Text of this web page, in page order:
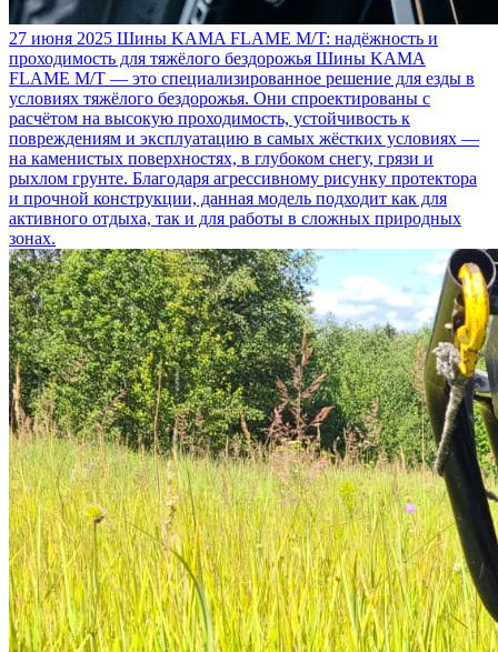
27 июня 2025 Шины KAMA FLAME M/T: надёжность и
проходимость для тяжёлого бездорожья Шины KAMA
FLAME M/T — это специализированное решение для езды в
условиях тяжёлого бездорожья. Они спроектированы с
расчётом на высокую проходимость, устойчивость к
повреждениям и эксплуатацию в самых жёстких условиях —
на каменистых поверхностях, в глубоком снегу, грязи и
рыхлом грунте. Благодаря агрессивному рисунку протектора
и прочной конструкции, данная модель подходит как для
активного отдыха, так и для работы в сложных природных
зонах.